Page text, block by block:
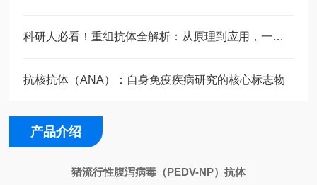
科研人必看！重组抗体全解析：从原理到应用，一文讲透
抗核抗体（ANA）：自身免疫疾病研究的核心标志物
产品介绍
猪流行性腹泻病毒（PEDV-NP）抗体